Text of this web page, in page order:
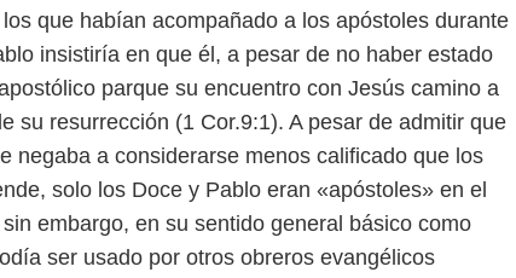
que habían acompañado a los apóstoles durante
insistiría en que él, a pesar de no haber estado
parque su encuentro con Jesús camino a
su resurrección (1 Cor.9:1). A pesar de admitir que
negaba a considerarse menos calificado que los
solo los Doce y Pablo eran «apóstoles» en el
embargo, en su sentido general básico como
ser usado por otros obreros evangélicos